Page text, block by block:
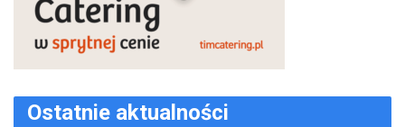
Ostatnie aktualności